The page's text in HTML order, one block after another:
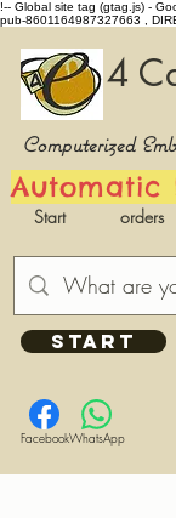
!-- Global site tag (gtag.js) -
pub-8601164987327663 ,
4
Computerized
Automatic
Start orders
START
FacebookWhatsApp